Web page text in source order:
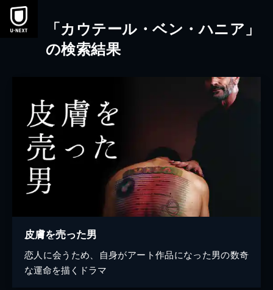
本文へスキップ
「カウテール・ベン・ハニア」
の検索結果
皮膚を売った男
恋人に会うため、自身がアート作品になった男の数奇
な運命を描くドラマ